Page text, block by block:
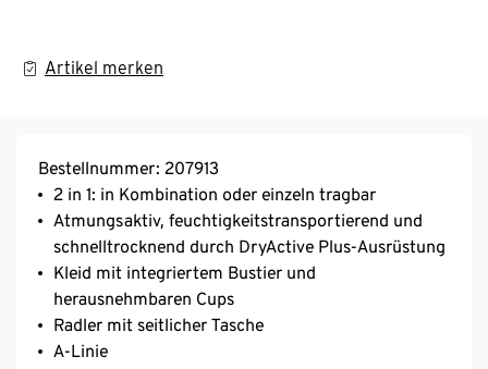
Artikel merken
Bestellnummer: 207913
2 in 1: in Kombination oder einzeln tragbar
Atmungsaktiv, feuchtigkeitstransportierend und
schnelltrocknend durch DryActive Plus-Ausrüstung
Kleid mit integriertem Bustier und
herausnehmbaren Cups
Radler mit seitlicher Tasche
A-Linie